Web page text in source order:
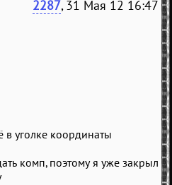
2287, 31 Мая 12 16:47
в уголке координаты
комп, поэтому я уже закрыл